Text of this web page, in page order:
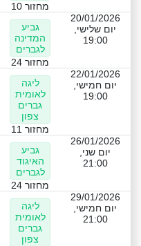
מחזור 10
20/01/2026
יום שלישי,
19:00
גביע
המדינה
לגברים
מחזור 24
22/01/2026
יום חמישי,
19:00
ליגה
לאומית
גברים
צפון
מחזור 11
26/01/2026
יום שני,
21:00
גביע
האיגוד
לגברים
מחזור 24
29/01/2026
יום חמישי,
21:00
ליגה
לאומית
גברים
צפון